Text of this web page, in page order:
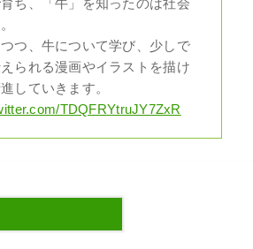
ち、「牛」を知ったのは社会
つ、牛について学び、少しで
られる漫画やイラストを描け
していきます。
TDQFRYtruJY7ZxR